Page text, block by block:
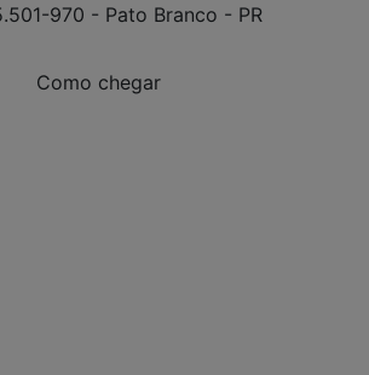
970 - Pato Branco - PR
Como chegar